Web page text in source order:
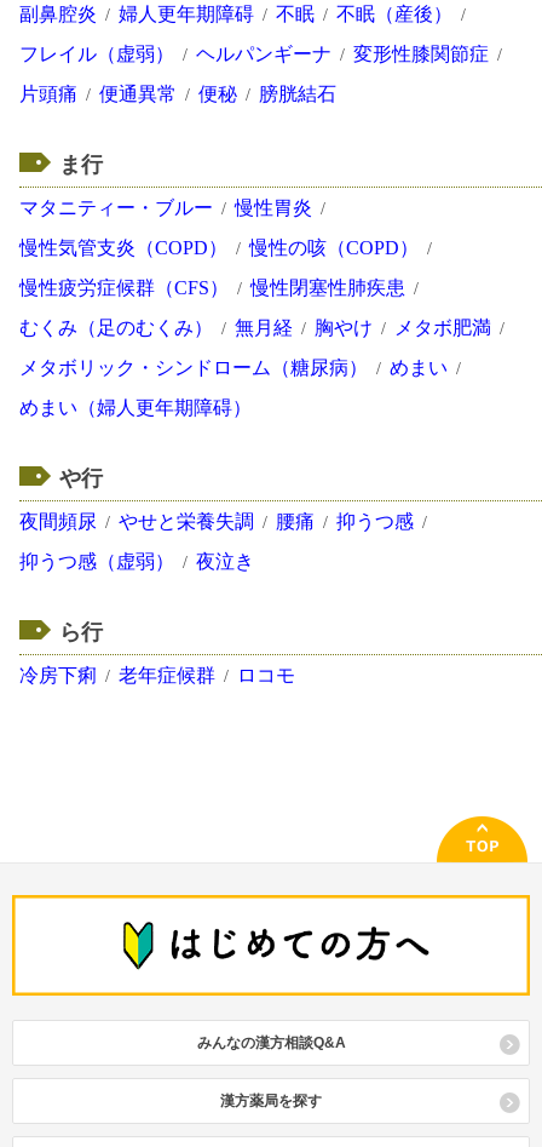
副鼻腔炎
婦人更年期障碍 不眠
不眠（産後）
フレイル（虚弱）
ヘルパンギーナ
変形性膝関節症
片頭痛
便通異常 便秘 膀胱結石
ま行
マタニティー・ブルー
慢性胃炎
慢性気管支炎（COPD）
慢性の咳（COPD）
慢性疲労症候群（CFS）
慢性閉塞性肺疾患
むくみ（足のむくみ）
無月経 胸やけ
メタボ肥満
メタボリック・シンドローム（糖尿病）
めまい
めまい（婦人更年期障碍）
や行
夜間頻尿 やせと栄養失調 腰痛
抑うつ感
抑うつ感（虚弱）
夜泣き
ら行
冷房下痢 老年症候群 ロコモ
みんなの漢方相談Q&A
漢方薬局を探す